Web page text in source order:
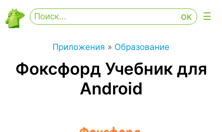
Приложения » Образование
Фоксфорд Учебник для
Android